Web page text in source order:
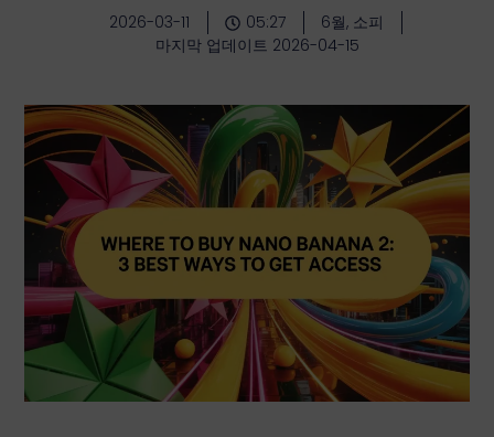
2026-03-11 05:27
6월, 소피
마지막 업데이트 2026-04-15